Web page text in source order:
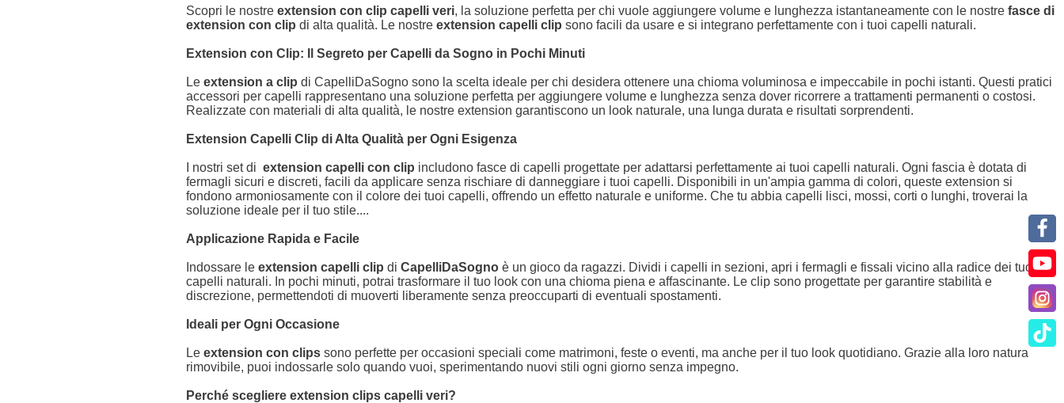
Scopri le nostreextension con clip capelli veri, la soluzione perfetta per chi vuole aggiungere volume e lunghezza istantaneamente con le nostrefasce di
extension con clip di alta qualità. Le nostreextension capelli clip sono facili da usare e si integrano perfettamente con i tuoi capelli naturali.
Extension con Clip: Il Segreto per Capelli da Sogno in Pochi Minuti
Leextension a clip di CapelliDaSogno sono la scelta ideale per chi desidera ottenere una chioma voluminosa e impeccabile in pochi istanti. Questi pratici
accessori per capelli rappresentano una soluzione perfetta per aggiungere volume e lunghezza senza dover ricorrere a trattamenti permanenti o costosi.
Realizzate con materiali di alta qualità, le nostre extension garantiscono un look naturale, una lunga durata e risultati sorprendenti.
Extension Capelli Clip di Alta Qualità per Ogni Esigenza
I nostri set diextension capelli con clip includono fasce di capelli progettate per adattarsi perfettamente ai tuoi capelli naturali. Ogni fascia è dotata di
fermagli sicuri e discreti, facili da applicare senza rischiare di danneggiare i tuoi capelli. Disponibili in un'ampia gamma di colori, queste extension si
fondono armoniosamente con il colore dei tuoi capelli, offrendo un effetto naturale e uniforme. Che tu abbia capelli lisci, mossi, corti o lunghi, troverai la
soluzione ideale per il tuo stile....
Applicazione Rapida e Facile
Indossare leextension capelli clip diCapelliDaSogno è un gioco da ragazzi. Dividi i capelli in sezioni, apri i fermagli e fissali vicino alla radice dei tuoi
capelli naturali. In pochi minuti, potrai trasformare il tuo look con una chioma piena e affascinante. Le clip sono progettate per garantire stabilità e
discrezione, permettendoti di muoverti liberamente senza preoccuparti di eventuali spostamenti.
Ideali per Ogni Occasione
Leextension con clips sono perfette per occasioni speciali come matrimoni, feste o eventi, ma anche per il tuo look quotidiano. Grazie alla loro natura
rimovibile, puoi indossarle solo quando vuoi, sperimentando nuovi stili ogni giorno senza impegno.
Perché scegliere extension clips capelli veri?